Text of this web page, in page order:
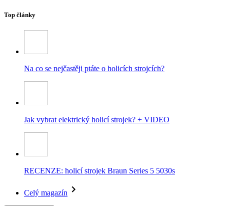
Top články
Na co se nejčastěji ptáte o holicích strojcích?
Jak vybrat elektrický holicí strojek? + VIDEO
RECENZE: holicí strojek Braun Series 5 5030s
Celý magazín